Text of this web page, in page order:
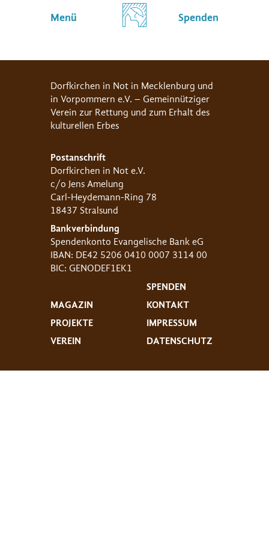
Menü Spenden
Dorfkirchen in Not in Mecklenburg und
in Vorpommern e.V. – Gemeinnütziger
Verein zur Rettung und zum Erhalt des
kulturellen Erbes
Postanschrift
Dorfkirchen in Not e.V.
c/o Jens Amelung
Carl-Heydemann-Ring 78
18437 Stralsund
Bankverbindung
Spendenkonto Evangelische Bank eG
IBAN: DE42 5206 0410 0007 3114 00
BIC: GENODEF1EK1
MAGAZIN
PROJEKTE
VEREIN
SPENDEN
KONTAKT
IMPRESSUM
DATENSCHUTZ